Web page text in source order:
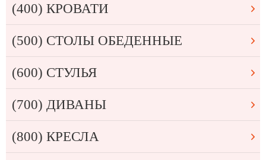
(400) КРОВАТИ
(500) СТОЛЫ ОБЕДЕННЫЕ
(600) СТУЛЬЯ
(700) ДИВАНЫ
(800) КРЕСЛА